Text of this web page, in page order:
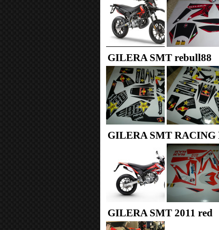
GILERA SMT rebull88
GILERA SMT RACING
GILERA SMT 2011 red